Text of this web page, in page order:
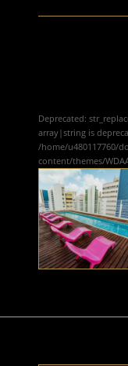
Deprecated:
array|string is
/home/u480117760/
content/themes/